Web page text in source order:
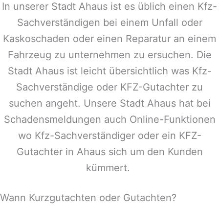
In unserer Stadt Ahaus ist es üblich einen Kfz-
Sachverständigen bei einem Unfall oder
Kaskoschaden oder einen Reparatur an einem
Fahrzeug zu unternehmen zu ersuchen. Die
Stadt Ahausist leicht übersichtlich was Kfz-
Sachverständige oder KFZ-Gutachter zu
suchen angeht. Unsere Stadt Ahaushat bei
Schadensmeldungen auch Online-Funktionen
wo Kfz-Sachverständiger oder ein KFZ-
Gutachter in Ahaussich um den Kunden
kümmert.
Wann Kurzgutachten oder Gutachten?